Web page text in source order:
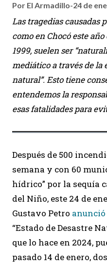
Por El Armadillo-24 de
Las tragedias causadas
como en Chocó este
1999, suelen ser
mediático a través de la
natural”. Esto tiene
entendemos la
esas fatalidades para
Después de 500
semana y con 60
hídrico” por la sequía
del Niño, este 24 de
Gustavo Petro anunció
“Estado de Desastre
que lo hace en 2024,
pasado 14 de enero,